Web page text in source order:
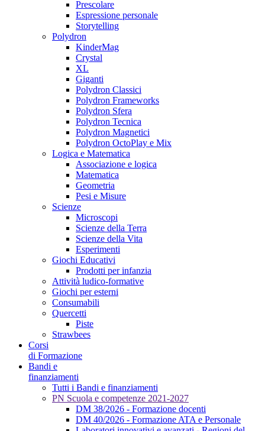
Prescolare
Espressione personale
Storytelling
Polydron
KinderMag
Crystal
XL
Giganti
Polydron Classici
Polydron Frameworks
Polydron Sfera
Polydron Tecnica
Polydron Magnetici
Polydron OctoPlay e Mix
Logica e Matematica
Associazione e logica
Matematica
Geometria
Pesi e Misure
Scienze
Microscopi
Scienze della Terra
Scienze della Vita
Esperimenti
Giochi Educativi
Prodotti per infanzia
Attività ludico-formative
Giochi per esterni
Consumabili
Quercetti
Piste
Strawbees
Corsi
di Formazione
Bandi e
finanziamenti
Tutti i Bandi e finanziamenti
PN Scuola e competenze 2021-2027
DM 38/2026 - Formazione docenti
DM 40/2026 - Formazione ATA e Personale